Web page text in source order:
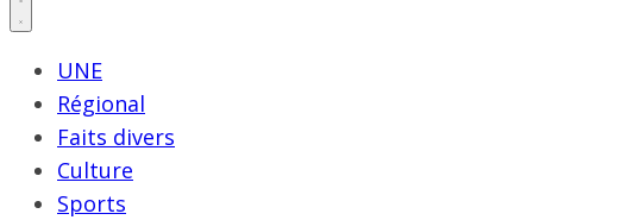
UNE
Régional
Faits divers
Culture
Sports